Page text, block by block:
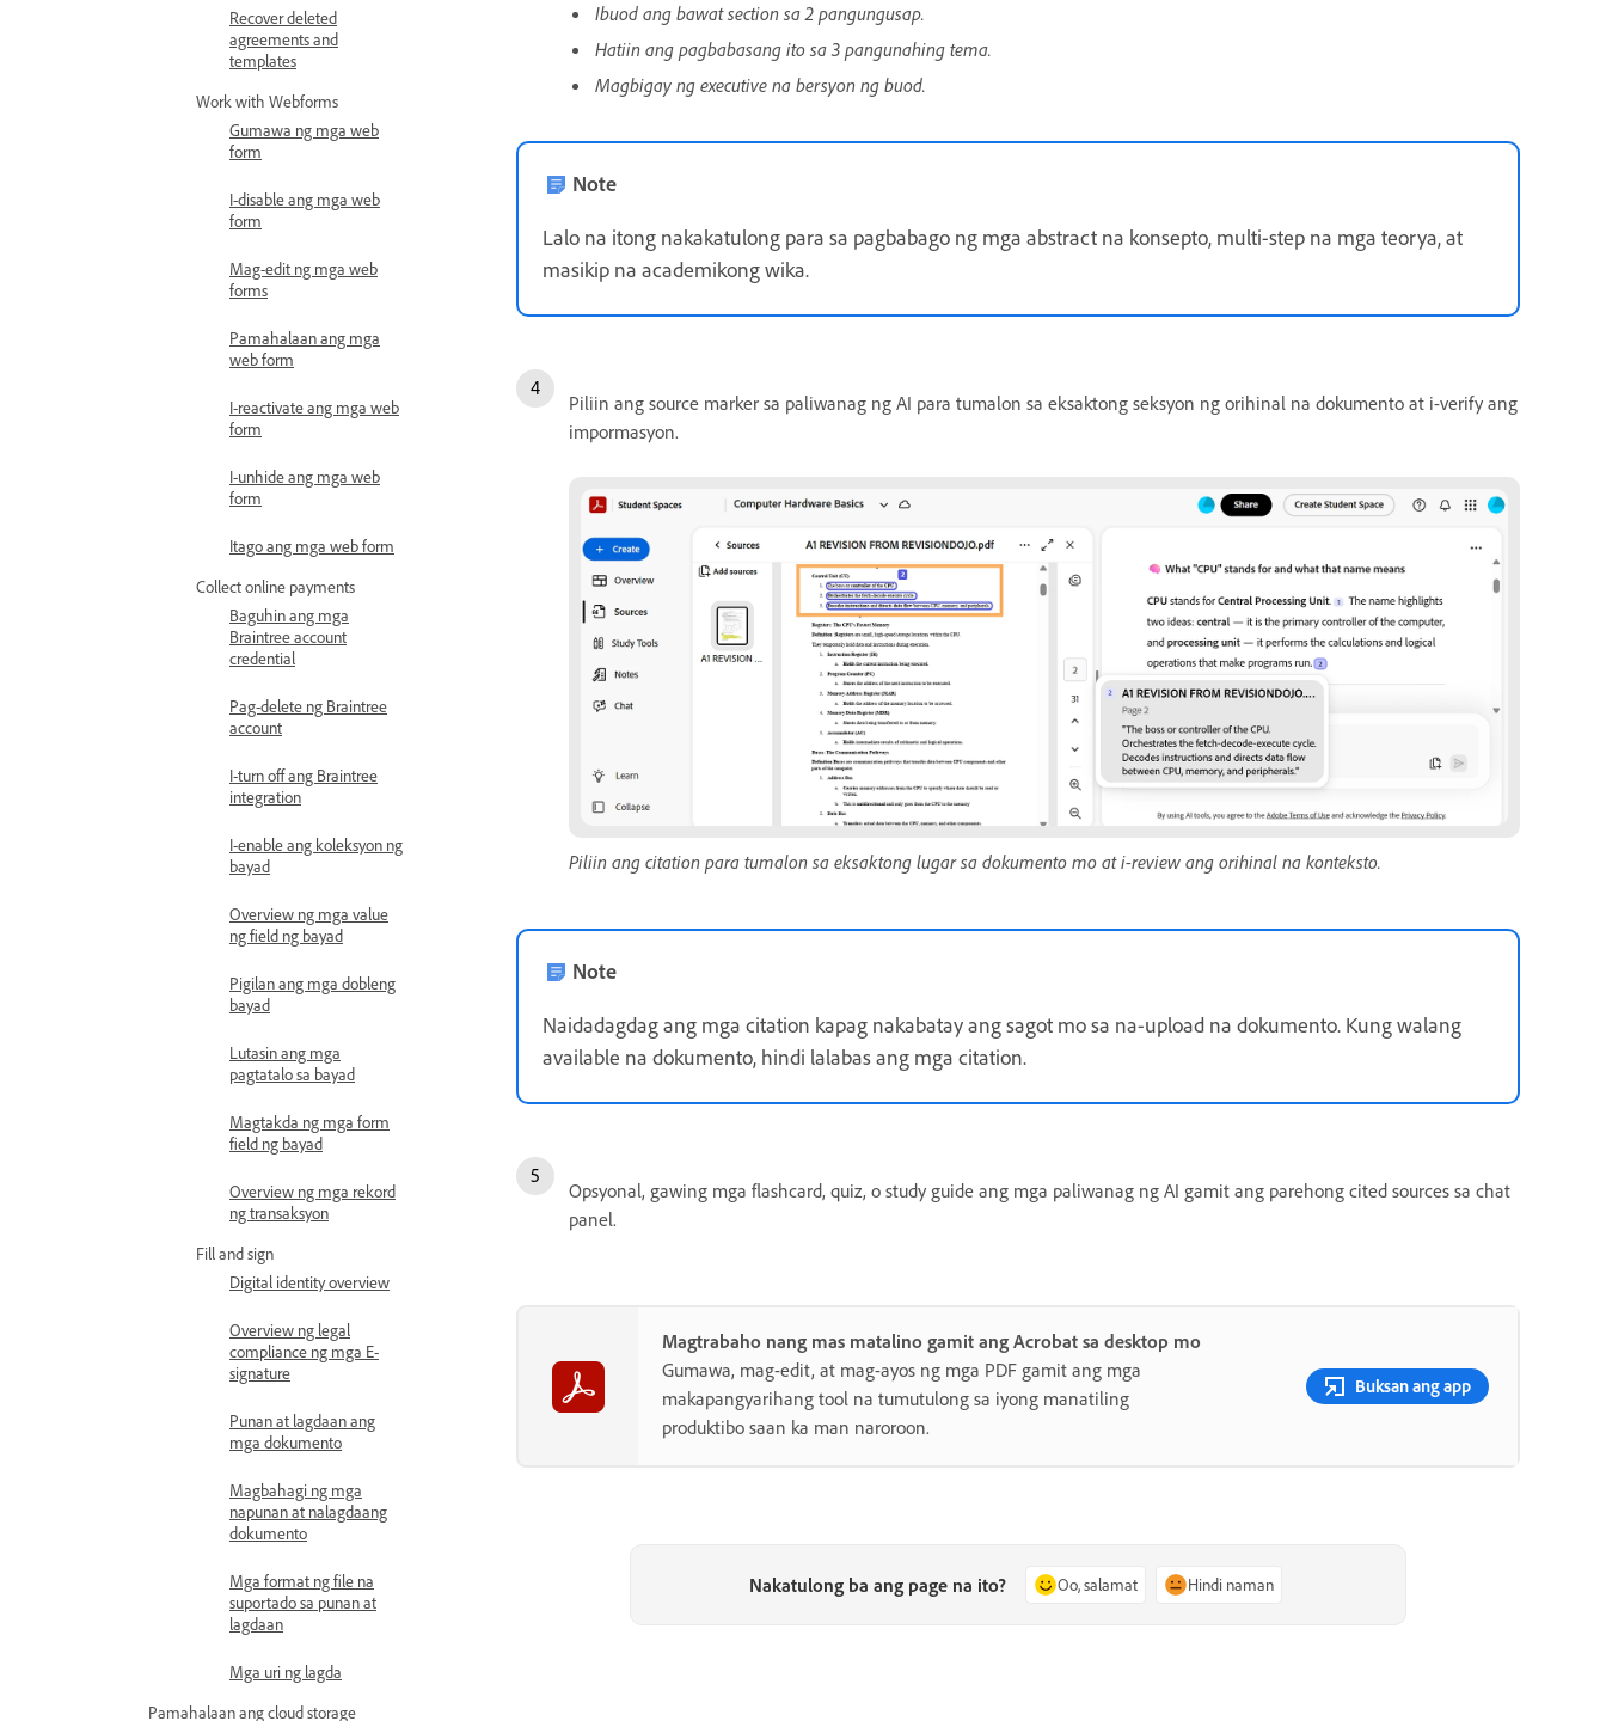
Recover deleted
agreements and
templates
Work with Webforms
Gumawa ng mga web
form
I-disable ang mga web
form
Mag-edit ng mga web
forms
Pamahalaan ang mga
web form
I-reactivate ang mga web
form
I-unhide ang mga web
form
Itago ang mga web form
Collect online payments
Baguhin ang mga
Braintree account
credential
Pag-delete ng Braintree
account
I-turn off ang Braintree
integration
I-enable ang koleksyon ng
bayad
Overview ng mga value
ng field ng bayad
Pigilan ang mga dobleng
bayad
Lutasin ang mga
pagtatalo sa bayad
Magtakda ng mga form
field ng bayad
Overview ng mga rekord
ng transaksyon
Fill and sign
Digital identity overview
Overview ng legal
compliance ng mga E-
signature
Punan at lagdaan ang
mga dokumento
Magbahagi ng mga
napunan at nalagdaang
dokumento
Mga format ng file na
suportado sa punan at
lagdaan
Mga uri ng lagda
Pamahalaan ang cloud storage
Ibuod ang bawat section sa 2 pangungusap.
Hatiin ang pagbabasang ito sa 3 pangunahing tema.
Magbigay ng executive na bersyon ng buod.
Note
Lalo na itong nakakatulong para sa pagbabago ng mga abstract na konsepto, multi-step na mga teorya, at
masikip na academikong wika.
Piliin ang source marker sa paliwanag ng AI para tumalon sa eksaktong seksyon ng orihinal na dokumento at i-verify ang
impormasyon.
Piliin ang citation para tumalon sa eksaktong lugar sa dokumento mo at i-review ang orihinal na konteksto.
Note
Naidadagdag ang mga citation kapag nakabatay ang sagot mo sa na-upload na dokumento. Kung walang
available na dokumento, hindi lalabas ang mga citation.
Opsyonal, gawing mga flashcard, quiz, o study guide ang mga paliwanag ng AI gamit ang parehong cited sources sa chat
panel.
Magtrabaho nang mas matalino gamit ang Acrobat sa desktop mo
Gumawa, mag-edit, at mag-ayos ng mga PDF gamit ang mga
makapangyarihang tool na tumutulong sa iyong manatiling
produktibo saan ka man naroroon.
Buksan ang app
Nakatulong ba ang page na ito? Oo, salamat Hindi naman